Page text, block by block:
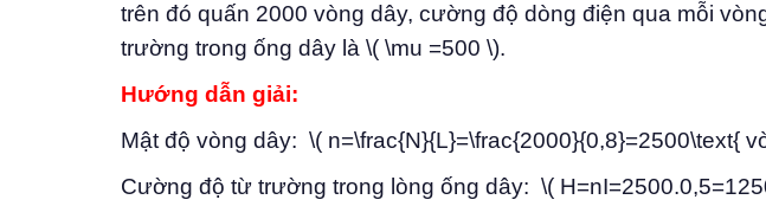
trên đó quấn 2000 vòng dây, cường độ dòng điện qua mỗi
trường trong ống dây là \( \mu =500 \).
Hướng dẫn giải:
Mật độ vòng dây: \( n=\frac{N}{L}=\frac{2000}{0,8}=2500\text{
Cường độ từ trường trong lòng ống dây: \(